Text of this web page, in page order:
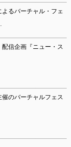
よるバーチャル・フェ
信企画『ニュー・ス
催のバーチャルフェス